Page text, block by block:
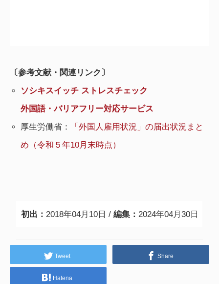
〔参考文献・関連リンク〕
ソシキスイッチ ストレスチェック
外国語・バリアフリー対応サービス
厚生労働省：
「外国人雇用状況」の届出状況まと
め（令和５年10月末時点）
初出： 2018年04月10日 / 編集： 2024年04月30日
Tweet Share
Hatena